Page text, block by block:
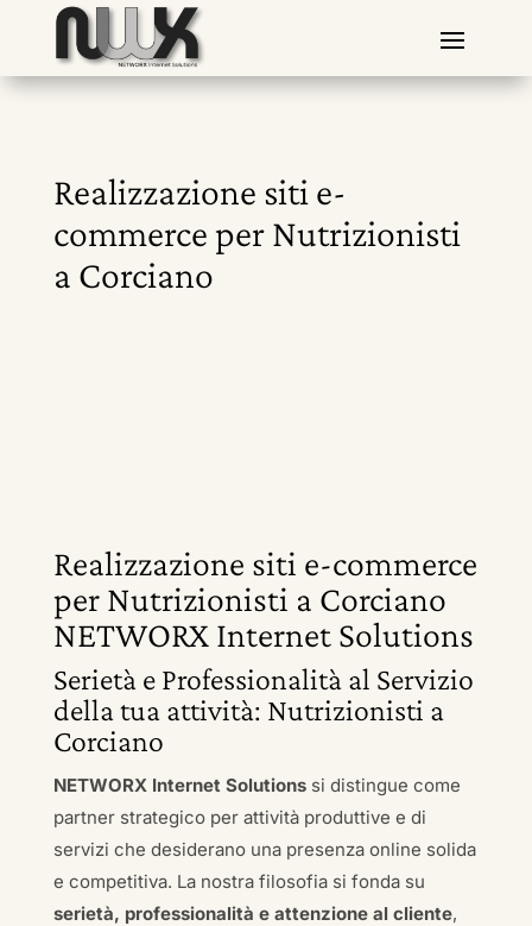
Realizzazione siti e-
commerce per Nutrizionisti
a Corciano
Realizzazione siti e-commerce
per Nutrizionisti a Corciano
NETWORX Internet Solutions
Serietà e Professionalità al Servizio
della tua attività: Nutrizionisti a
Corciano
NETWORX Internet Solutionssi distingue come
partner strategico per attività produttive e di
servizi che desiderano una presenza online solida
e competitiva. La nostra filosofia si fonda su
serietà, professionalità e attenzione al cliente,